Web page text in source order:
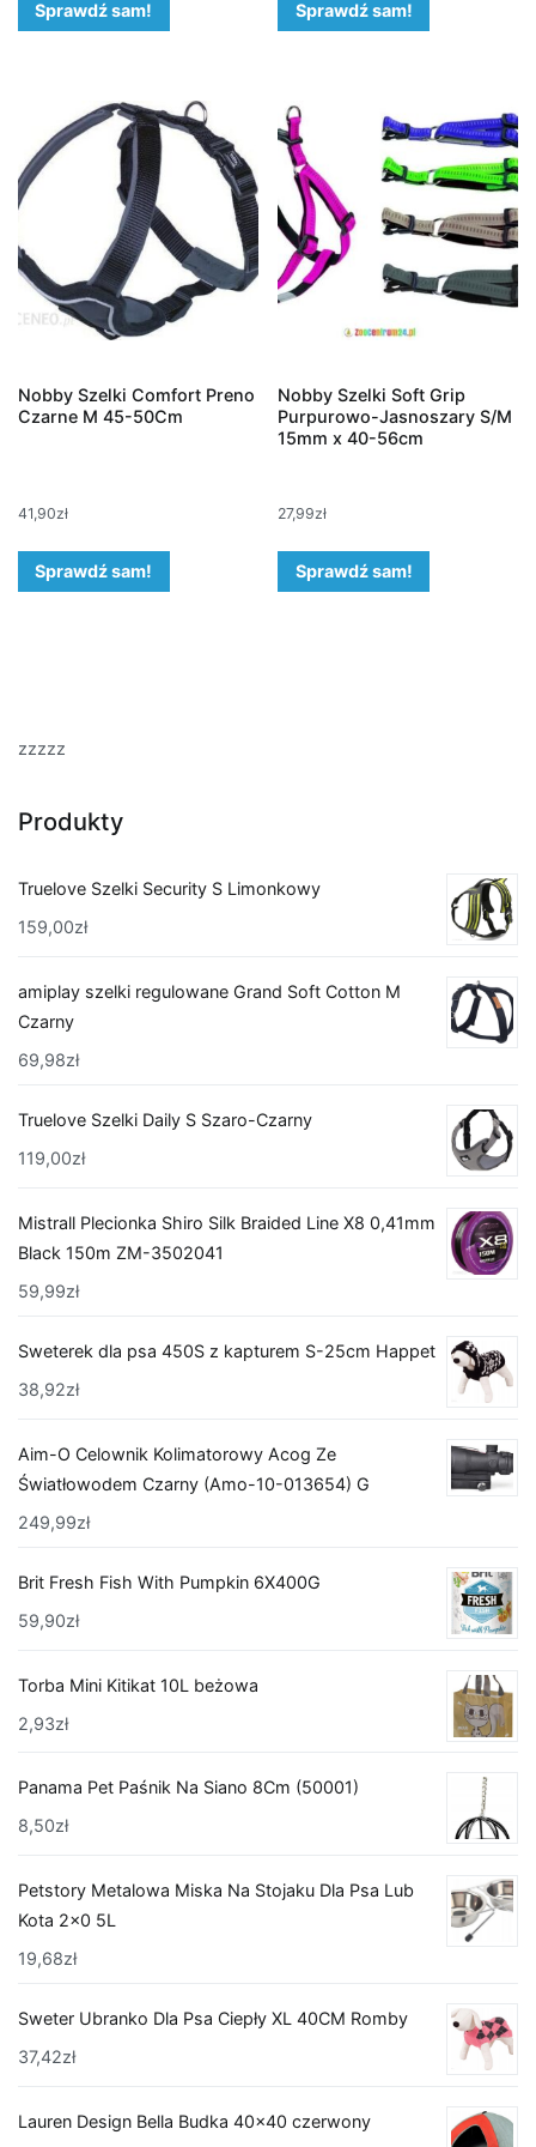
Sprawdź sam! Sprawdź sam!
Nobby Szelki Comfort Preno
Czarne M 45-50Cm
41,90zł
Sprawdź sam!
Nobby Szelki Soft Grip
Purpurowo-Jasnoszary S/M
15mm x 40-56cm
27,99zł
Sprawdź sam!
zzzzz
Produkty
Truelove Szelki Security S Limonkowy
159,00zł
amiplay szelki regulowane Grand Soft Cotton M
Czarny
69,98zł
Truelove Szelki Daily S Szaro-Czarny
119,00zł
Mistrall Plecionka Shiro Silk Braided Line X8 0,41mm
Black 150m ZM-3502041
59,99zł
Sweterek dla psa 450S z kapturem S-25cm Happet
38,92zł
Aim-O Celownik Kolimatorowy Acog Ze
Światłowodem Czarny (Amo-10-013654) G
249,99zł
Brit Fresh Fish With Pumpkin 6X400G
59,90zł
Torba Mini Kitikat 10L beżowa
2,93zł
Panama Pet Paśnik Na Siano 8Cm (50001)
8,50zł
Petstory Metalowa Miska Na Stojaku Dla Psa Lub
Kota 2x0 5L
19,68zł
Sweter Ubranko Dla Psa Ciepły XL 40CM Romby
37,42zł
Lauren Design Bella Budka 40x40 czerwony